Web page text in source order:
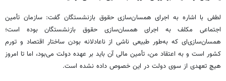
لطفی با اشاره به اجرای همسان‌سازی حقوق بازنشستگان گفت: سازمان تأمین
اجتماعی مکلف به اجرای همسان‌سازی حقوق بازنشستگان بوده است؛
همسان‌سازی‌ای که به‌طور طبیعی ناشی از ناعادلانه بودن ساختار اقتصاد و تورم
کشور است و به اعتقاد من، تأمین مالی آن باید بر عهده دولت می‌بود، اما تا امروز
هیچ تعهدی از سوی دولت در این خصوص داده نشده است.